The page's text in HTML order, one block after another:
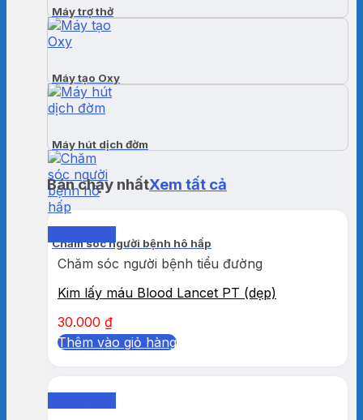
Máy trợ thở
Máy tạo Oxy
Máy hút dịch đờm
Chăm sóc người bệnh hô hấp
Bán chạy nhấtXem tất cả
Chăm sóc người bệnh tiểu đường
Kim lấy máu Blood Lancet PT (dẹp)
30.000 ₫
Thêm vào giỏ hàng